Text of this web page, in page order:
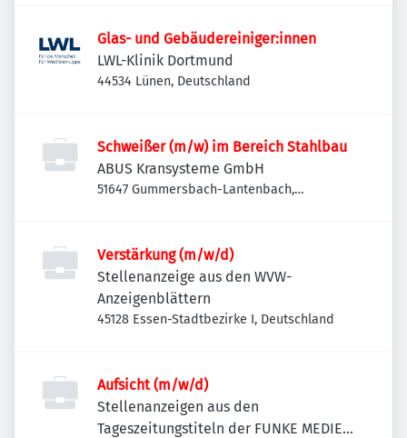
Glas- und Gebäudereiniger:innen
LWL-Klinik Dortmund
44534 Lünen, Deutschland
Schweißer (m/w) im Bereich Stahlbau
ABUS Kransysteme GmbH
51647 Gummersbach-Lantenbach,
Verstärkung (m/w/d)
Stellenanzeige aus den WVW-
Anzeigenblättern
45128 Essen-Stadtbezirke I, Deutschland
Aufsicht (m/w/d)
Stellenanzeigen aus den
Tageszeitungstiteln der FUNKE MEDIEN